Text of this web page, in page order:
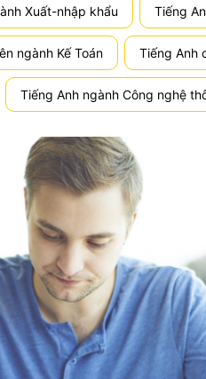
Xuất-nhập khẩu Tiếng
ngành Kế Toán Tiếng Anh
Tiếng Anh ngành Công nghệ